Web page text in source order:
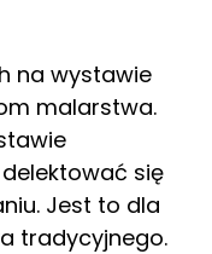
na wystawie
malarstwa.
się
Jest to dla
tradycyjnego.